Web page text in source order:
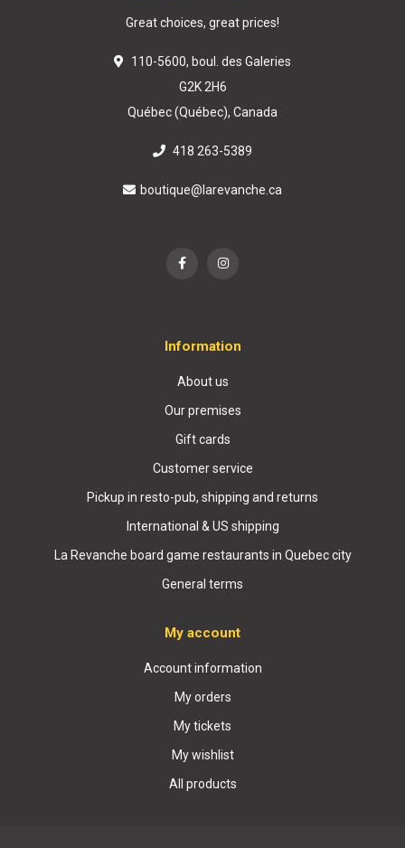
Great choices, great prices!
110-5600, boul. des Galeries
G2K 2H6
Québec (Québec), Canada
418 263-5389
boutique@larevanche.ca
Information
About us
Our premises
Gift cards
Customer service
Pickup in resto-pub, shipping and returns
International & US shipping
La Revanche board game restaurants in Quebec city
General terms
My account
Account information
My orders
My tickets
My wishlist
All products